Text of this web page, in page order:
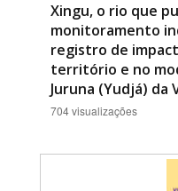
Xingu, o rio que
monitoramento
registro de
território e no
Juruna (Yudjá) da
704 visualizações